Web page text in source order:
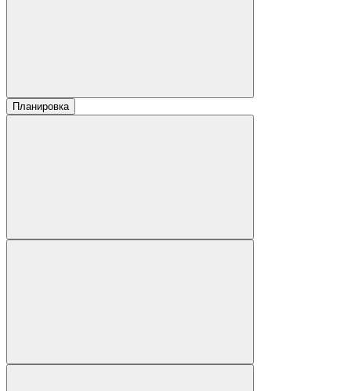
Планировка